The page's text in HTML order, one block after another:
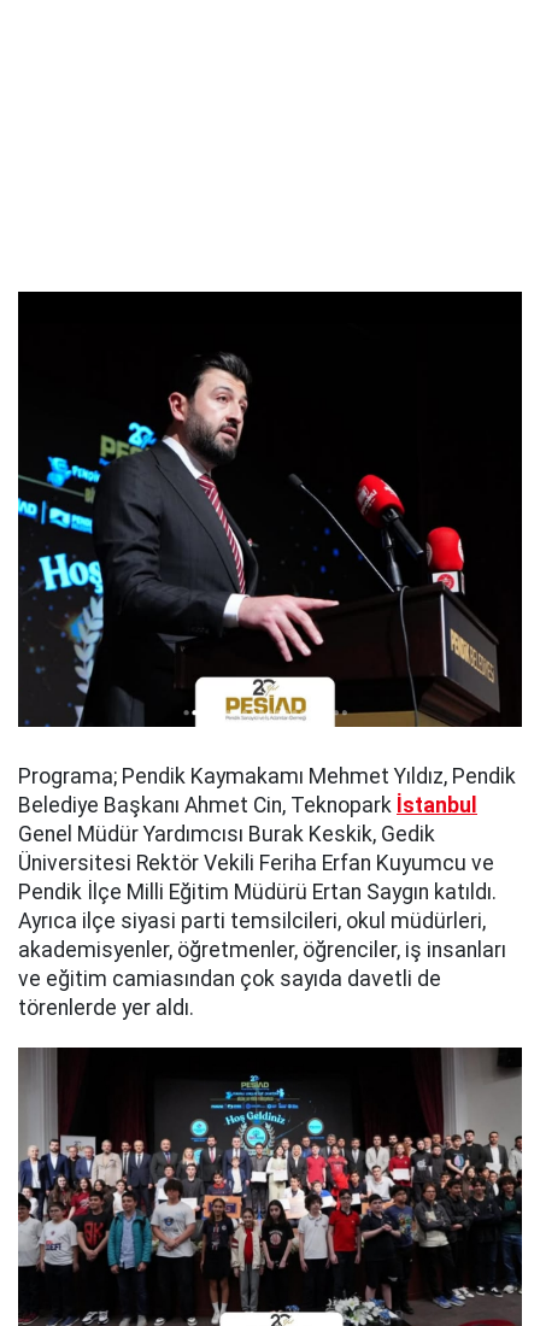
Programa; Pendik Kaymakamı Mehmet Yıldız, Pendik
Belediye Başkanı Ahmet Cin, Teknopark İstanbul
Genel Müdür Yardımcısı Burak Keskik, Gedik
Üniversitesi Rektör Vekili Feriha Erfan Kuyumcu ve
Pendik İlçe Milli Eğitim Müdürü Ertan Saygın katıldı.
Ayrıca ilçe siyasi parti temsilcileri, okul müdürleri,
akademisyenler, öğretmenler, öğrenciler, iş insanları
ve eğitim camiasından çok sayıda davetli de
törenlerde yer aldı.